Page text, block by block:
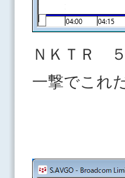
ＮＫＴＲ
一撃でこれ